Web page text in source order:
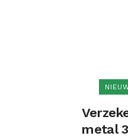
metal